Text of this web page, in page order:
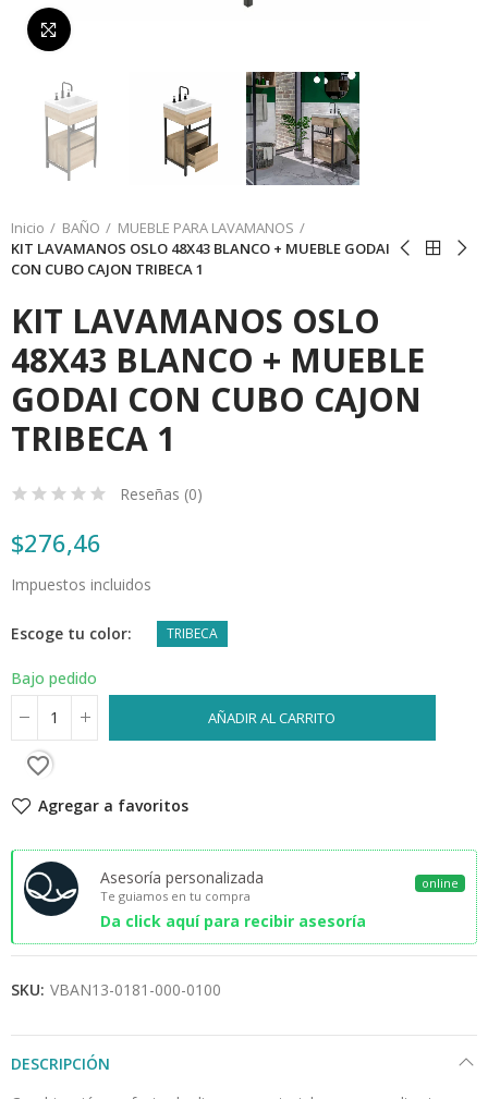
Inicio BAÑO
MUEBLE PARA LAVAMANOS
KIT LAVAMANOS OSLO 48X43 BLANCO + MUEBLE GODAI
CON CUBO CAJON TRIBECA 1
KIT LAVAMANOS OSLO
48X43 BLANCO + MUEBLE
GODAI CON CUBO CAJON
TRIBECA 1
Reseñas (0)
$276,46
Impuestos incluidos
Escoge tu color TRIBECA
Bajo pedido
AÑADIR AL CARRITO
favorite_border
Agregar a favoritos
Asesoría personalizada
Te guiamos en tu compra
Da click aquí para recibir asesoría
online
SKU: VBAN13-0181-000-0100
DESCRIPCIÓN